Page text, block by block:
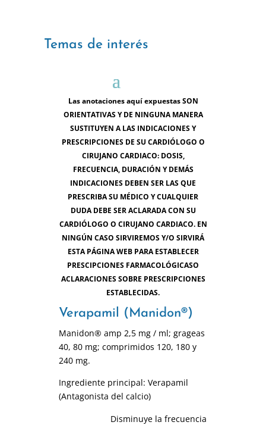
Temas de interés
Las anotaciones aquí expuestas SON
ORIENTATIVAS Y DE NINGUNA MANERA
SUSTITUYEN A LAS INDICACIONES Y
PRESCRIPCIONES DE SU CARDIÓLOGO O
CIRUJANO CARDIACO: DOSIS,
FRECUENCIA, DURACIÓN Y DEMÁS
INDICACIONES DEBEN SER LAS QUE
PRESCRIBA SU MÉDICO Y CUALQUIER
DUDA DEBE SER ACLARADA CON SU
CARDIÓLOGO O CIRUJANO CARDIACO. EN
NINGÚN CASO SIRVIREMOS Y/O SIRVIRÁ
ESTA PÁGINA WEB PARA ESTABLECER
PRESCIPCIONES FARMACOLÓGICASO
ACLARACIONES SOBRE PRESCRIPCIONES
ESTABLECIDAS.
Verapamil (Manidon®)
Manidon® amp 2,5 mg / ml; grageas
40, 80 mg; comprimidos 120, 180 y
240 mg.
Ingrediente principal: Verapamil
(Antagonista del calcio)
Disminuye la frecuencia